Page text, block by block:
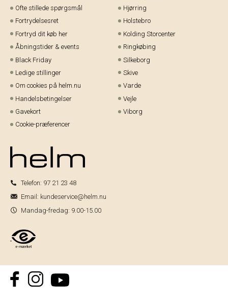
Ofte stillede spørgsmål
Fortrydelsesret
Fortryd dit køb her
Åbningstider & events
Black Friday
Ledige stillinger
Om cookies på helm.nu
Handelsbetingelser
Gavekort
Cookie-præferencer
Hjørring
Holstebro
Kolding Storcenter
Ringkøbing
Silkeborg
Skive
Varde
Vejle
Viborg
Telefon: 97 21 23 48
Email: kundeservice@helm.nu
Mandag-fredag: 9.00-15.00